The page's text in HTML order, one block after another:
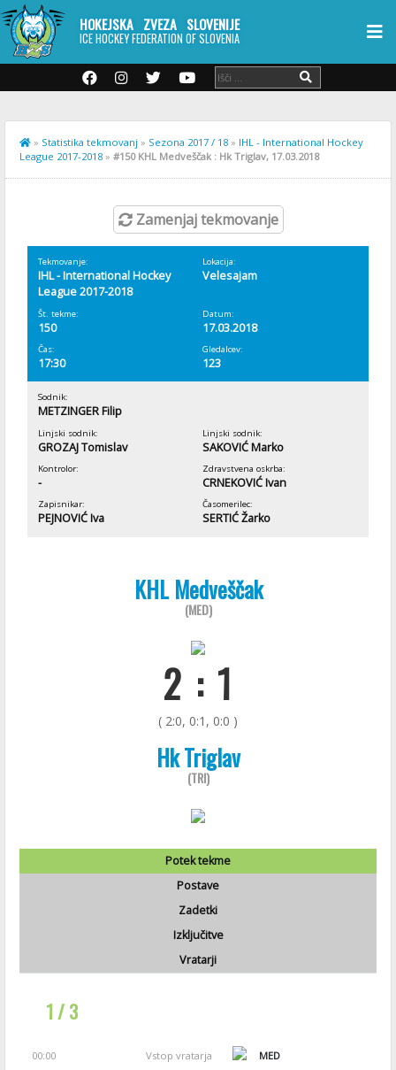
HOKEJSKA ZVEZA SLOVENIJE
ICE HOCKEY FEDERATION OF SLOVENIA
» Statistika tekmovanj » Sezona 2017 / 18 » IHL - International Hockey
League 2017-2018 » #150 KHL Medveščak : Hk Triglav, 17.03.2018
Zamenjaj tekmovanje
Tekmovanje:
IHL - International Hockey
League 2017-2018
Lokacija:
Velesajam
Št. tekme:
150
Datum:
17.03.2018
Čas:
17:30
Gledalcev:
123
Sodnik:
METZINGER Filip
Linjski sodnik:
GROZAJ Tomislav
Linjski sodnik:
SAKOVIĆ Marko
Kontrolor:
-
Zdravstvena oskrba:
CRNEKOVIĆ Ivan
Zapisnikar:
PEJNOVIĆ Iva
Časomerilec:
SERTIĆ Žarko
KHL Medveščak
(MED)
2 : 1
( 2:0, 0:1, 0:0 )
Hk Triglav
(TRI)
Potek tekme
Postave
Zadetki
Izključitve
Vratarji
1 / 3
00:00 Vstop vratarja
MED